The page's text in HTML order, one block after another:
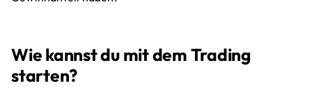
Wie kannst du mit dem Trading
starten?